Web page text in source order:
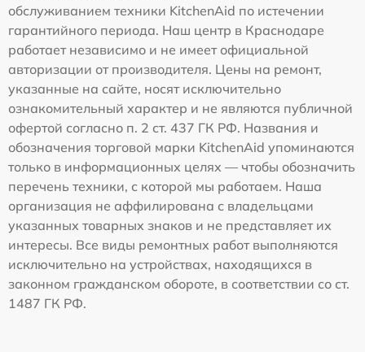
обслуживанием техники KitchenAid по истечении
гарантийного периода. Наш центр в Краснодаре
работает независимо и не имеет официальной
авторизации от производителя. Цены на ремонт,
указанные на сайте, носят исключительно
ознакомительный характер и не являются публичной
офертой согласно п. 2 ст. 437 ГК РФ. Названия и
обозначения торговой марки KitchenAid упоминаются
только в информационных целях — чтобы обозначить
перечень техники, с которой мы работаем. Наша
организация не аффилирована с владельцами
указанных товарных знаков и не представляет их
интересы. Все виды ремонтных работ выполняются
исключительно на устройствах, находящихся в
законном гражданском обороте, в соответствии со ст.
1487 ГК РФ.